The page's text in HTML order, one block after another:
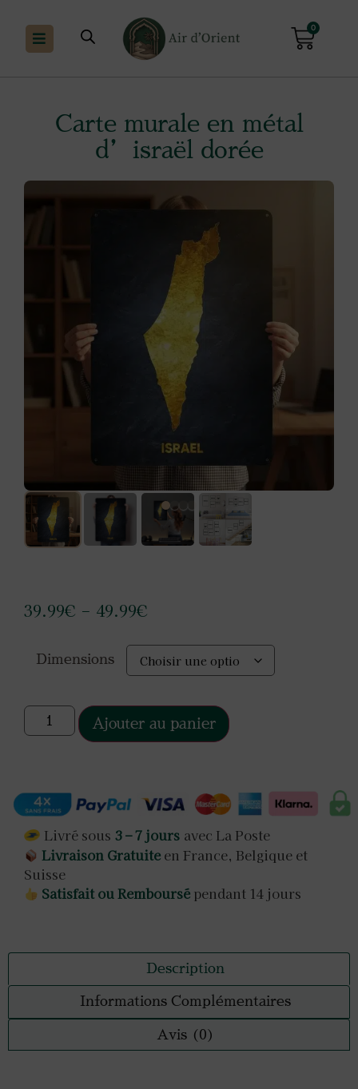
0
Carte murale en métal
d’israël dorée
39.99€ – 49.99€
Dimensions
Ajouter au panier
Livré sous 3 – 7 jours avec La Poste
Livraison Gratuite en France, Belgique et
Suisse
Satisfait ou Remboursé pendant 14 jours
Description
Informations Complémentaires
Avis (0)